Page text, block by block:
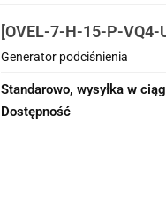
[OVEL-7-H-15-P-
podciśnienia
Generator podciśnienia
Standarowo, wysyłka w
Dostępność